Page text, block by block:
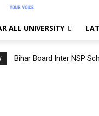
ALL UNIVERSITY
Bihar Board Inter NSP